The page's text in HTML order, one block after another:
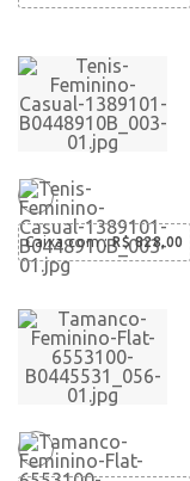
Caixa com:R$ 828,00